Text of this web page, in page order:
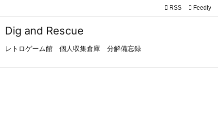
Dig and Rescue
レトロゲーム館 個人収集倉庫 分解備忘録


 RSS Feedly